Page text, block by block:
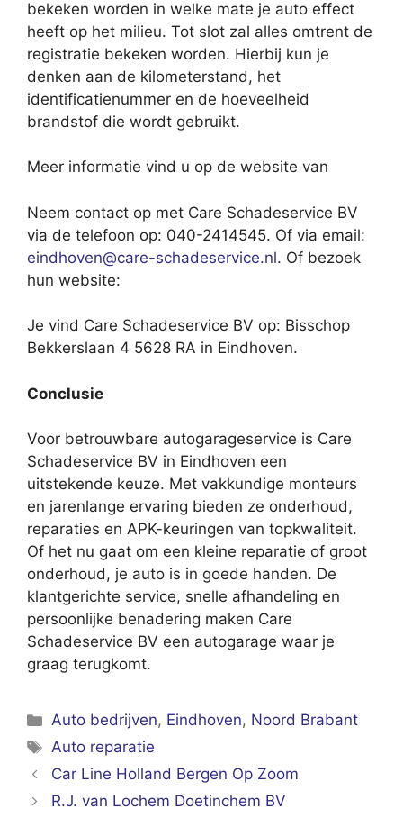
bekeken worden in welke mate je auto effect
heeft op het milieu. Tot slot zal alles omtrent de
registratie bekeken worden. Hierbij kun je
denken aan de kilometerstand, het
identificatienummer en de hoeveelheid
brandstof die wordt gebruikt.
Meer informatie vind u op de website van
Neem contact op met Care Schadeservice BV
via de telefoon op: 040-2414545. Of via email:
eindhoven@care-schadeservice.nl. Of bezoek
hun website:
Je vind Care Schadeservice BV op: Bisschop
Bekkerslaan 4 5628 RA in Eindhoven.
Conclusie
Voor betrouwbare autogarageservice is Care
Schadeservice BV in Eindhoven een
uitstekende keuze. Met vakkundige monteurs
en jarenlange ervaring bieden ze onderhoud,
reparaties en APK-keuringen van topkwaliteit.
Of het nu gaat om een kleine reparatie of groot
onderhoud, je auto is in goede handen. De
klantgerichte service, snelle afhandeling en
persoonlijke benadering maken Care
Schadeservice BV een autogarage waar je
graag terugkomt.
Categorieën
Auto bedrijven, Eindhoven, Noord Brabant
Tags
Auto reparatie
Car Line Holland Bergen Op Zoom
R.J. van Lochem Doetinchem BV